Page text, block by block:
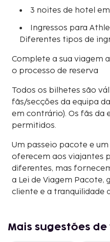
3 noites de hotel
Ingressos para
Diferentes tipos de
Complete a sua viagem
o processo de reserva
Todos os bilhetes são
fãs/secções da equipa
em contrário). Os fãs da
permitidos.
Um passeio pacote e
oferecem aos viajantes
diferentes, mas
a Lei de Viagem Pacote,
cliente e a tranquilidade
Mais sugestões